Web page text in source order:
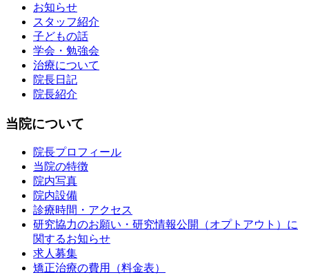
お知らせ
スタッフ紹介
子どもの話
学会・勉強会
治療について
院長日記
院長紹介
当院について
院長プロフィール
当院の特徴
院内写真
院内設備
診療時間・アクセス
研究協力のお願い・研究情報公開（オプトアウト）に
関するお知らせ
求人募集
矯正治療の費用（料金表）